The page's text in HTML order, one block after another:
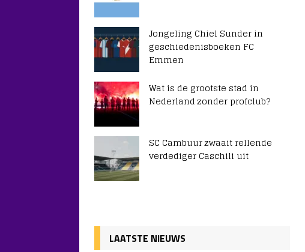
Jongeling Chiel Sunder in
geschiedenisboeken FC
Emmen
Wat is de grootste stad in
Nederland zonder profclub?
SC Cambuur zwaait rellende
verdediger Caschili uit
LAATSTE NIEUWS